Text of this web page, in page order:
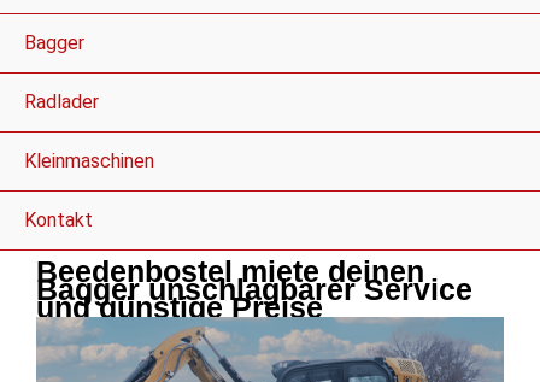
Bagger
Radlader
Kleinmaschinen
Kontakt
Beedenbostel miete deinen
Bagger unschlagbarer Service
und günstige Preise